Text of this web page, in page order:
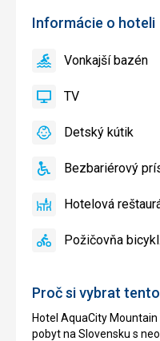
Proč si vybrat
Hotel AquaCity
pobyt na Slovensku s
Informácie o hoteli
VonkajšíVonkajší bazén
áno
TV TV
áno
Detský
Detské
Detský
Detský kútik
áno
Bezbariérový
Bezbariérový
áno
HotelováHotelová
áno
Požičovňa
Požičovňa
áno